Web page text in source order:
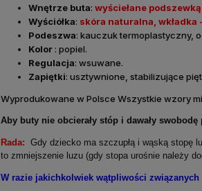
Wnętrze buta:wyściełane
Wyściółka: skóra naturalna, wkładka
Podeszwa: kauczuk termoplastyczny,
Kolor : popiel.
Regulacja: wsuwane.
Zapiętki: usztywnione, stabilizujące
Wyprodukowane w Polsce Wszystkie wzory
Aby buty nie obcierały stóp i dawały
Rada: Gdy dziecko ma szczupłą i wąską stopę
to zmniejszenie luzu (gdy stopa urośnie należy
W razie jakichkolwiek wątpliwości